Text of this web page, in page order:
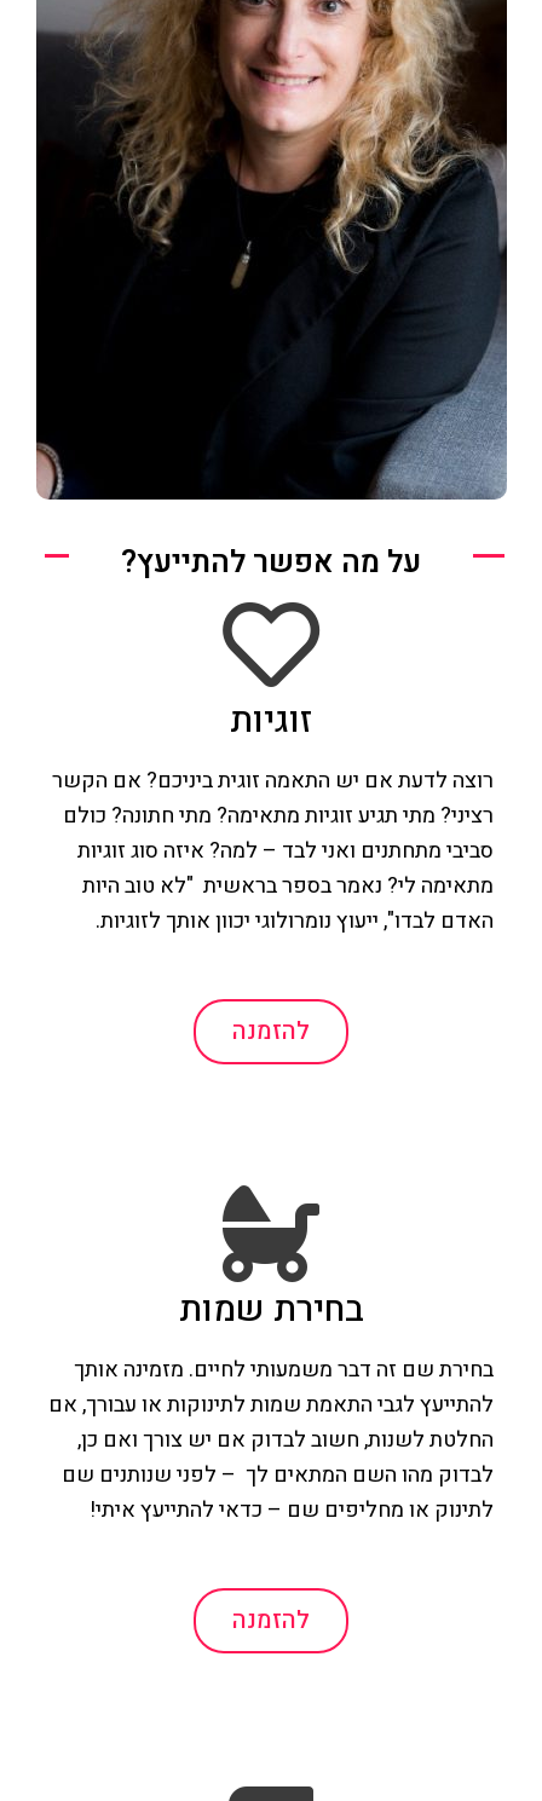
על מה אפשר להתייעץ?
זוגיות
רוצה לדעת אם יש התאמה זוגית ביניכם? אם הקשר
רציני? מתי תגיע זוגיות מתאימה? מתי חתונה? כולם
סביבי מתחתנים ואני לבד – למה? איזה סוג זוגיות
מתאימה לי? נאמר בספר בראשית "לא טוב היות
האדם לבדו", ייעוץ נומרולוגי יכוון אותך לזוגיות.
להזמנה
בחירת שמות
בחירת שם זה דבר משמעותי לחיים. מזמינה אותך
להתייעץ לגבי התאמת שמות לתינוקות או עבורך, אם
החלטת לשנות, חשוב לבדוק אם יש צורך ואם כן,
לבדוק מהו השם המתאים לך – לפני שנותנים שם
לתינוק או מחליפים שם – כדאי להתייעץ איתי!
להזמנה